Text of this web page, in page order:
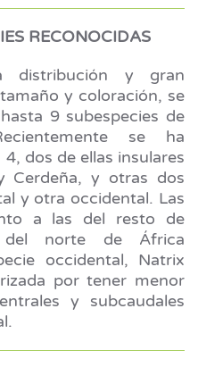
RECONOCIDAS
distribución y gran
y coloración, se
9 subespecies de
se ha
dos de ellas insulares
Cerdeña, y otras dos
y otra occidental. Las
a las del resto de
del norte de África
occidental, Natrix
por tener menor
y subcaudales